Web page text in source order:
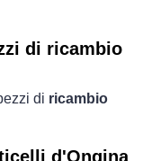
di ricambio
di ricambio
d'Ongina